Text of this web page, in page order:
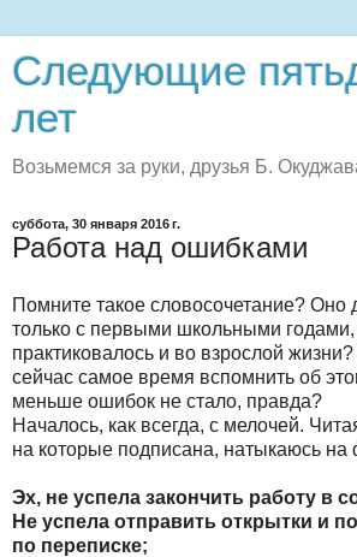
Следующие
лет
Возьмемся за руки, друзья Б.
суббота, 30 января 2016 г.
Работа над ошибками
Помните такое словосочетание? Оно
только с первыми школьными годами,
практиковалось и во взрослой
сейчас самое время вспомнить об
меньше ошибок не стало, правда?
Началось, как всегда, с мелочей.
на которые подписана, натыкаюсь на
Эх, не успела закончить работу в
Не успела отправить открытки и
по переписке;